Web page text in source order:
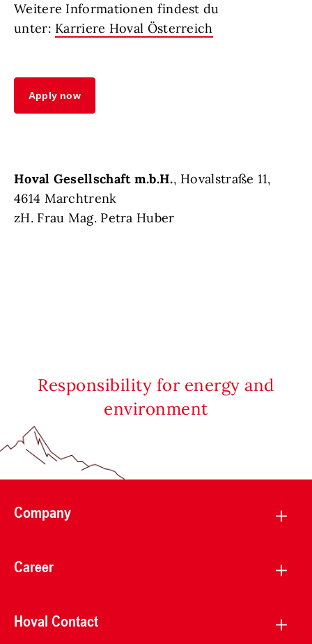
Weitere Informationen findest du
unter: Karriere Hoval Österreich
Apply now
Hoval Gesellschaft m.b.H., Hovalstraße 11,
4614 Marchtrenk
zH. Frau Mag. Petra Huber
Responsibility for energy and
environment
Company
Career
Hoval Contact